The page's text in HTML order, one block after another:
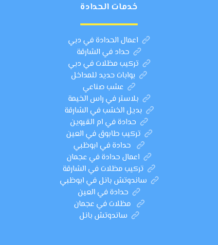
خدمات الحدادة
اعمال الحدادة في دبي
حداد في الشارقة
تركيب مظلات في دبي
بوابات حديد للمداخل
عشب صناعي
بلاستر في راس الخيمة
بديل الخشب في الشارقة
حدادة في ام القيوين
تركيب طابوق في العين
حدادة في ابوظبي
اعمال حدادة في عجمان
تركيب مظلات في الشارقة
ساندوتش بانل في ابوظبي
حدادة في العين
مظلات في عجمان
ساندوتش بانل